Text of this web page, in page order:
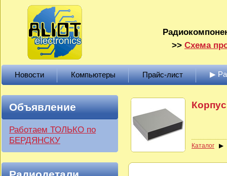
>> Схема
Новости Компьютеры Прайс-лист ▶
Объявление
Работаем ТОЛЬКО по
БЕРДЯНСКУ
Каталог